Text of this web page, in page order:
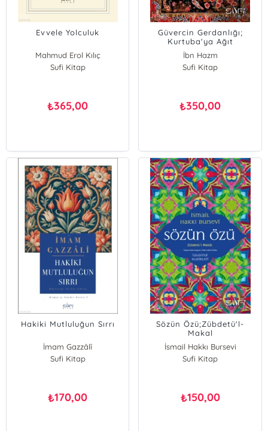
Evvele Yolculuk
Mahmud Erol Kılıç
Sufi Kitap
₺365,00
Güvercin Gerdanlığı;
Kurtuba'ya Ağıt
İbn Hazm
Sufi Kitap
₺350,00
Hakiki Mutluluğun Sırrı
İmam Gazzâlî
Sufi Kitap
₺170,00
Sözün Özü;Zübdetü'l-
Makal
İsmail Hakkı Bursevi
Sufi Kitap
₺150,00